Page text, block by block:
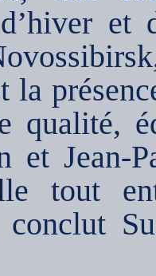
et
la
qualité,
et Jean-
tout
conclut